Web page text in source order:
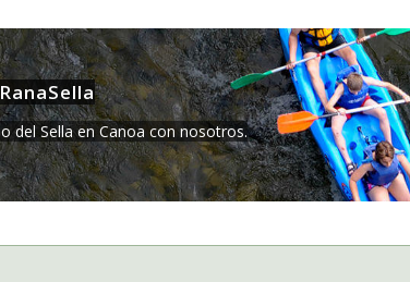
del Sella en Canoa con nosotros.